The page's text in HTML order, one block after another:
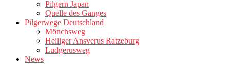
Pilgern Japan
Quelle des Ganges
Pilgerwege Deutschland
Mönchsweg
Heiliger Ansverus Ratzeburg
Ludgerusweg
News